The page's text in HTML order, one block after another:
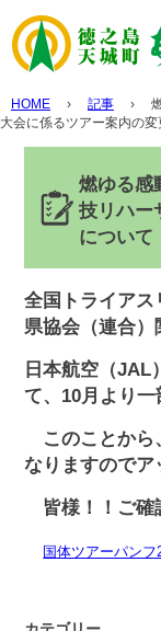
HOME › 記事 ›
大会に係るツアー案内の変
燃ゆる感
技リハー
について
全国トライア
県協会（連合）
日本航空（
て、10月より一
このことから
なりますのでア
皆様！！ご確
国体ツアーパン